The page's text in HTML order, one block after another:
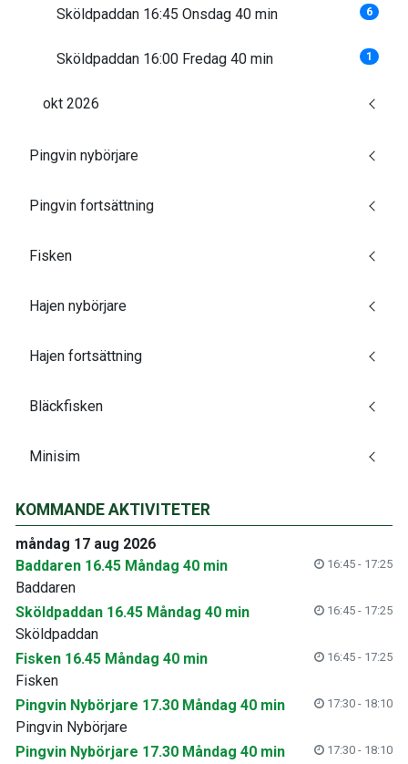
Sköldpaddan 16:45 Onsdag 40 min 6
Sköldpaddan 16:00 Fredag 40 min 1
okt 2026
Pingvin nybörjare
Pingvin fortsättning
Fisken
Hajen nybörjare
Hajen fortsättning
Bläckfisken
Minisim
KOMMANDE AKTIVITETER
måndag 17 aug 2026
Baddaren 16.45 Måndag 40 min
16:45 - 17:25
Baddaren
Sköldpaddan 16.45 Måndag 40 min
16:45 - 17:25
Sköldpaddan
Fisken 16.45 Måndag 40 min
16:45 - 17:25
Fisken
Pingvin Nybörjare 17.30 Måndag 40 min
17:30 - 18:10
Pingvin Nybörjare
Pingvin Nybörjare 17.30 Måndag 40 min
17:30 - 18:10